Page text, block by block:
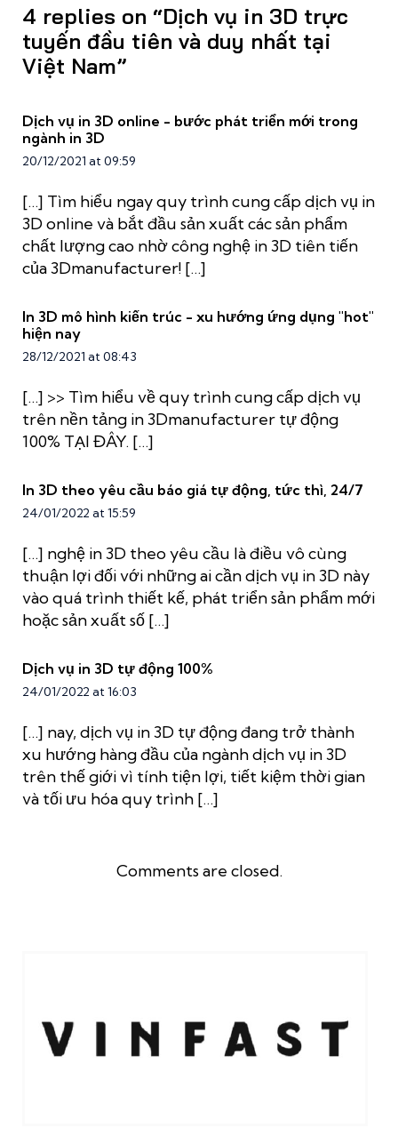
4 replies on “Dịch vụ in 3D trực
tuyến đầu tiên và duy nhất tại
Việt Nam”
Dịch vụ in 3D online - bước phát triển mới trong
ngành in 3D
20/12/2021 at 09:59
[…] Tìm hiểu ngay quy trình cung cấp dịch vụ in
3D online và bắt đầu sản xuất các sản phẩm
chất lượng cao nhờ công nghệ in 3D tiên tiến
của 3Dmanufacturer! […]
In 3D mô hình kiến trúc - xu hướng ứng dụng "hot"
hiện nay
28/12/2021 at 08:43
[…] >> Tìm hiểu về quy trình cung cấp dịch vụ
trên nền tảng in 3Dmanufacturer tự động
100% TẠI ĐÂY. […]
In 3D theo yêu cầu báo giá tự động, tức thì, 24/7
24/01/2022 at 15:59
[…] nghệ in 3D theo yêu cầu là điều vô cùng
thuận lợi đối với những ai cần dịch vụ in 3D này
vào quá trình thiết kế, phát triển sản phẩm mới
hoặc sản xuất số […]
Dịch vụ in 3D tự động 100%
24/01/2022 at 16:03
[…] nay, dịch vụ in 3D tự động đang trở thành
xu hướng hàng đầu của ngành dịch vụ in 3D
trên thế giới vì tính tiện lợi, tiết kiệm thời gian
và tối ưu hóa quy trình […]
Comments are closed.